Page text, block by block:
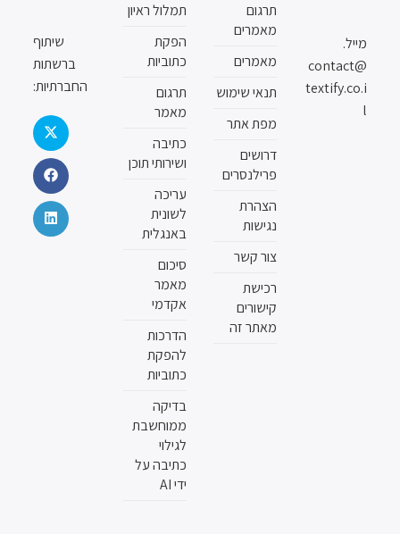
מייל.
contact@
textify.co.i
l
תרגום
מאמרים
מאמרים
תנאי שימוש
מפת אתר
דרושים
פרילנסרים
הצהרת
נגישות
צור קשר
רכישת
קישורים
מאתר זה
תמלול ראיון
הפקת
כתוביות
תרגום
מאמר
כתיבה
ושירותי תוכן
עריכה
לשונית
באנגלית
סיכום
מאמר
אקדמי
הדרכות
להפקת
כתוביות
בדיקה
ממוחשבת
לגילוי
כתיבה על
ידי AI
שיתוף
ברשתות
החברתיות: